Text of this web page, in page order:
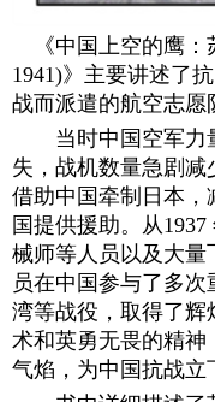
《中国上空的鹰：
1941)》主要讲述了
战而派遣的航空志愿
当时中国空军力
失，战机数量急剧
借助中国牵制日本，
国提供援助。从
械师等人员以及大量
员在中国参与了多
湾等战役，取得了辉
术和英勇无畏的精神
气焰，为中国抗战立